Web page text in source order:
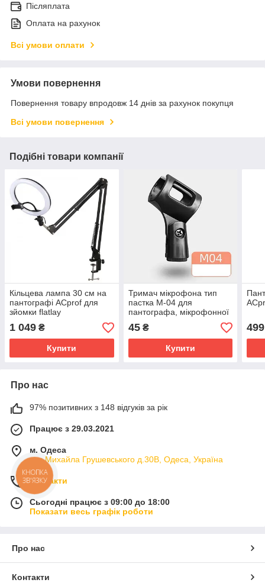
Післяплата
Оплата на рахунок
Всі умови оплати
Умови повернення
Повернення товару впродовж 14 днів за рахунок покупця
Всі умови повернення
Подібні товари компанії
Кільцева лампа 30 см на
пантографі ACprof для
зйомки flatlay
1 049 ₴
Купити
Тримач мікрофона тип
пастка M-04 для
пантографа, мікрофонної
стійки
45₴
Купити
499
Про нас
97% позитивних з 148 відгуків за рік
Працює з 29.03.2021
м. Одеса
вул.Михайла Грушевського д.30В, Одеса, Україна
Контакти
Сьогодні працює з 09:00 до 18:00
Показати весь графік роботи
Про нас
Контакти
КНОПКА
ЗВ'ЯЗКУ